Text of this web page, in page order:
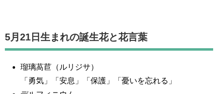
5月21日生まれの誕生花と花言葉
瑠璃萵苣（ルリジサ）
「勇気」「安息」「保護」「憂いを忘れる」